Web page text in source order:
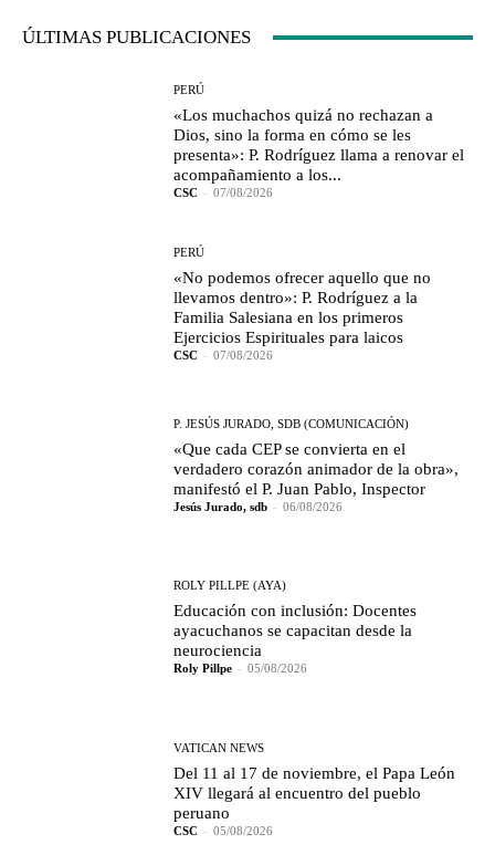
ÚLTIMAS PUBLICACIONES
PERÚ
«Los muchachos quizá no rechazan a
Dios, sino la forma en cómo se les
presenta»: P. Rodríguez llama a renovar el
acompañamiento a los...
CSC - 07/08/2026
PERÚ
«No podemos ofrecer aquello que no
llevamos dentro»: P. Rodríguez a la
Familia Salesiana en los primeros
Ejercicios Espirituales para laicos
CSC - 07/08/2026
P. JESÚS JURADO, SDB (COMUNICACIÓN)
«Que cada CEP se convierta en el
verdadero corazón animador de la obra»,
manifestó el P. Juan Pablo, Inspector
Jesús Jurado, sdb - 06/08/2026
ROLY PILLPE (AYA)
Educación con inclusión: Docentes
ayacuchanos se capacitan desde la
neurociencia
Roly Pillpe - 05/08/2026
VATICAN NEWS
Del 11 al 17 de noviembre, el Papa León
XIV llegará al encuentro del pueblo
peruano
CSC - 05/08/2026